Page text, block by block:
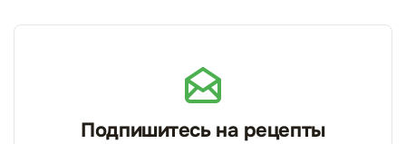
Подпишитесь на рецепты